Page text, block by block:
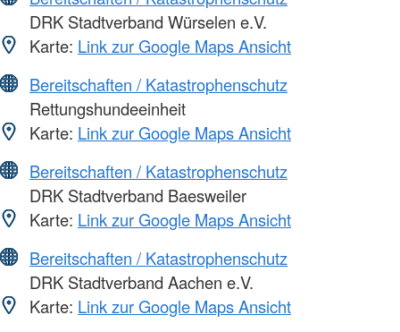
DRK Stadtverband Würselen e.V.
Karte: Link zur Google Maps Ansicht
Bereitschaften / Katastrophenschutz
Rettungshundeeinheit
Karte: Link zur Google Maps Ansicht
Bereitschaften / Katastrophenschutz
DRK Stadtverband Baesweiler
Karte: Link zur Google Maps Ansicht
Bereitschaften / Katastrophenschutz
DRK Stadtverband Aachen e.V.
Karte: Link zur Google Maps Ansicht